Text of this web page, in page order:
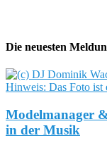
Die neuesten
Modelmanager
in der Musik